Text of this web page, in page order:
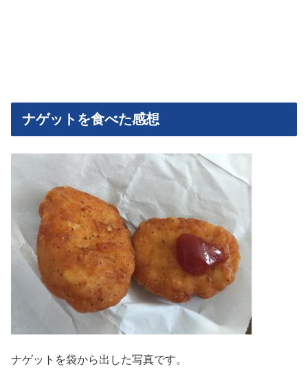
ナゲットを食べた感想
ナゲットを袋から出した写真です。